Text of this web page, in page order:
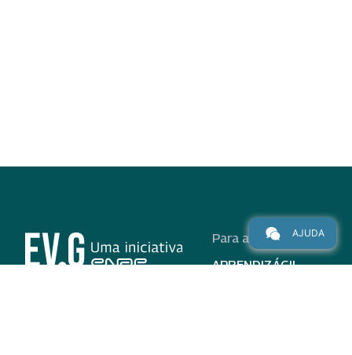
Para alunos
APRENDIZÁGIL
AJUDA